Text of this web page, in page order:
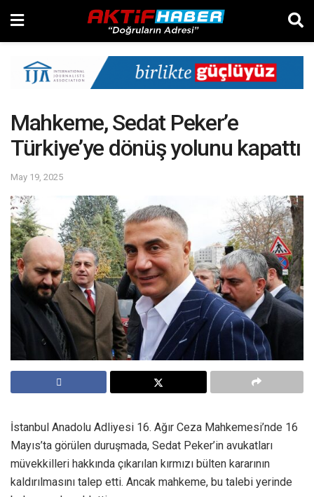
Mahkeme, Sedat Peker’e
Türkiye’ye dönüş yolunu kapattı
May 19, 2025
İstanbul Anadolu Adliyesi 16. Ağır Ceza Mahkemesi’nde 16
Mayıs’ta görülen duruşmada, Sedat Peker’in avukatları
müvekkilleri hakkında çıkarılan kırmızı bülten kararının
kaldırılmasını talep etti. Ancak mahkeme, bu talebi yerinde